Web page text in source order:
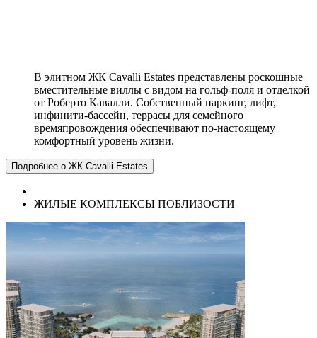
В элитном ЖК Cavalli Estates представлены роскошные
вместительные виллы с видом на гольф-поля и отделкой
от Роберто Кавалли. Собственный паркинг, лифт,
инфинити-бассейн, террасы для семейного
времяпровождения обеспечивают по-настоящему
комфортный уровень жизни.
Подробнее о ЖК Cavalli Estates
ЖИЛЫЕ КОМПЛЕКСЫ ПОБЛИЗОСТИ